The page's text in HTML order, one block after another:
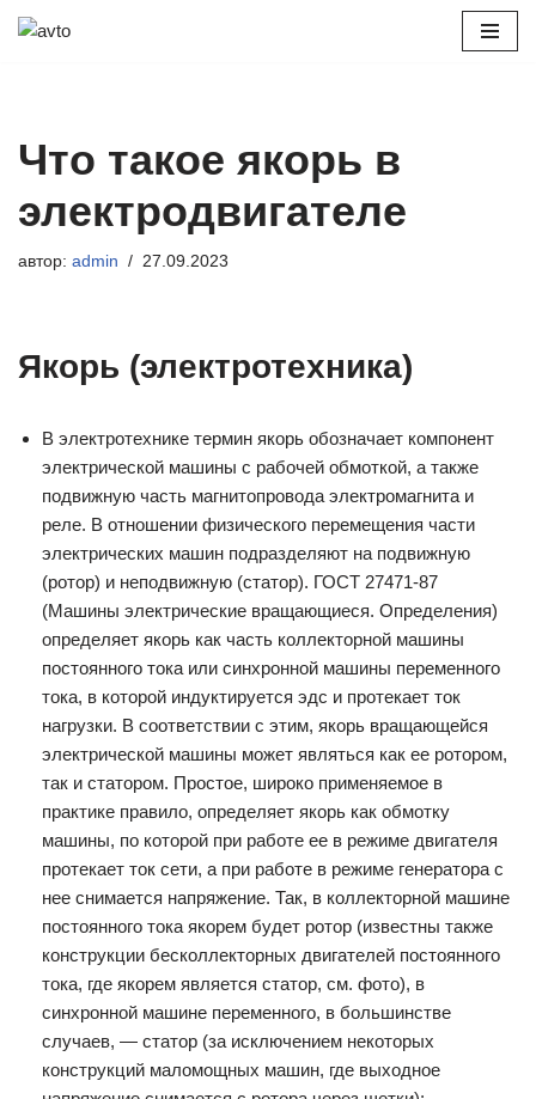
Что такое якорь в
электродвигателе
автор: admin 27.09.2023
Якорь (электротехника)
В электротехнике термин якорь обозначает компонент
электрической машины с рабочей обмоткой, а также
подвижную часть магнитопровода электромагнита и
реле. В отношении физического перемещения части
электрических машин подразделяют на подвижную
(ротор) и неподвижную (статор). ГОСТ 27471-87
(Машины электрические вращающиеся. Определения)
определяет якорь как часть коллекторной машины
постоянного тока или синхронной машины переменного
тока, в которой индуктируется эдс и протекает ток
нагрузки. В соответствии с этим, якорь вращающейся
электрической машины может являться как ее ротором,
так и статором. Простое, широко применяемое в
практике правило, определяет якорь как обмотку
машины, по которой при работе ее в режиме двигателя
протекает ток сети, а при работе в режиме генератора с
нее снимается напряжение. Так, в коллекторной машине
постоянного тока якорем будет ротор (известны также
конструкции бесколлекторных двигателей постоянного
тока, где якорем является статор, см. фото), в
синхронной машине переменного, в большинстве
случаев, — статор (за исключением некоторых
конструкций маломощных машин, где выходное